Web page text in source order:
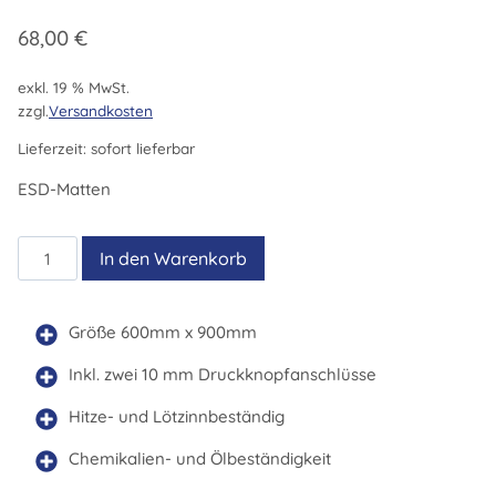
68,00 €
exkl. 19 % MwSt.
zzgl.Versandkosten
Lieferzeit: sofort lieferbar
ESD-Matten
WELLER
ESD
GRAU
Menge
In den Warenkorb
Größe 600mm x 900mm
Inkl. zwei 10 mm Druckknopfanschlüsse
Hitze- und Lötzinnbeständig
Chemikalien- und Ölbeständigkeit